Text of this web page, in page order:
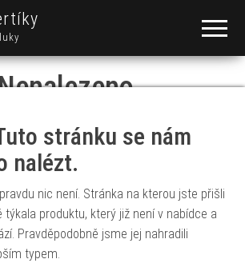
stránku se nám
nalézt.
nic není. Stránka na kterou jste přišli
týkala produktu, který již není v nabídce a
Pravděpodobně jsme jej nahradili
typem.